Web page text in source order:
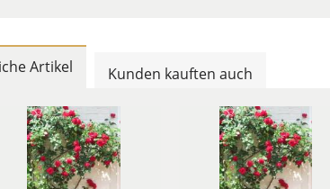
Artikel Kunden kauften auch